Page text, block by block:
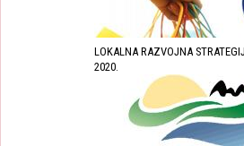
LOKALNA RAZVOJNA
2020.